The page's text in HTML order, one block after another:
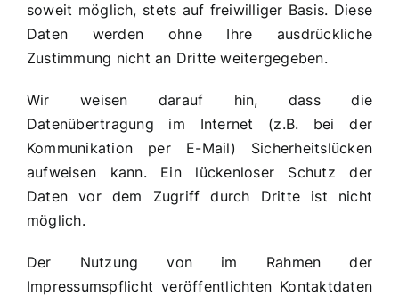
soweit möglich, stets auf freiwilliger Basis. Diese
Daten werden ohne Ihre ausdrückliche
Zustimmung nicht an Dritte weitergegeben.
Wir weisen darauf hin, dass die
Datenübertragung im Internet (z.B. bei der
Kommunikation per E-Mail) Sicherheitslücken
aufweisen kann. Ein lückenloser Schutz der
Daten vor dem Zugriff durch Dritte ist nicht
möglich.
Der Nutzung von im Rahmen der
Impressumspflicht veröffentlichten Kontaktdaten